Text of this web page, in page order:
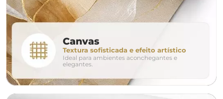
conjunto
avulso duo
o tamanho ideal para o seu ambiente é
Canvas
Textura sofisticada e efeito artístico
Ideal para ambientes aconchegantes e
elegantes.